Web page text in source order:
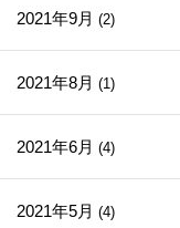
2021年9月 (2)
2021年8月 (1)
2021年6月 (4)
2021年5月 (4)